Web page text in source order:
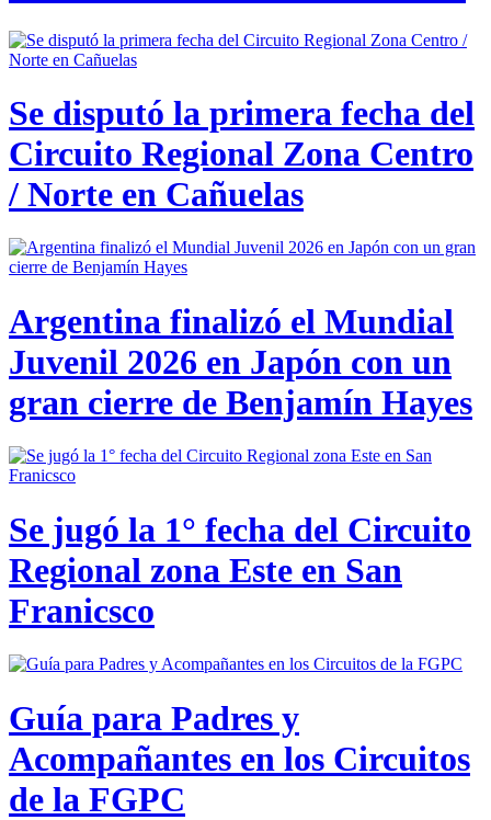
Se disputó la primera fecha del
Circuito Regional Zona Centro
/ Norte en Cañuelas
Argentina finalizó el Mundial
Juvenil 2026 en Japón con un
gran cierre de Benjamín Hayes
Se jugó la 1° fecha del Circuito
Regional zona Este en San
Franicsco
Guía para Padres y
Acompañantes en los Circuitos
de la FGPC